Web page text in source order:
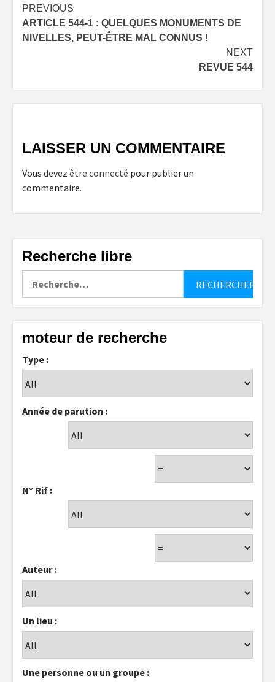
Post
navigation
PREVIOUS
ARTICLE 544-1 : QUELQUES MONUMENTS DE
NIVELLES, PEUT-ÊTRE MAL CONNUS !
NEXT
REVUE 544
LAISSER UN COMMENTAIRE
Vous devez être connecté pour publier un
commentaire.
Recherche libre
moteur de recherche
Type :
Année de parution :
N° Rif :
Auteur :
Un lieu :
Une personne ou un groupe :